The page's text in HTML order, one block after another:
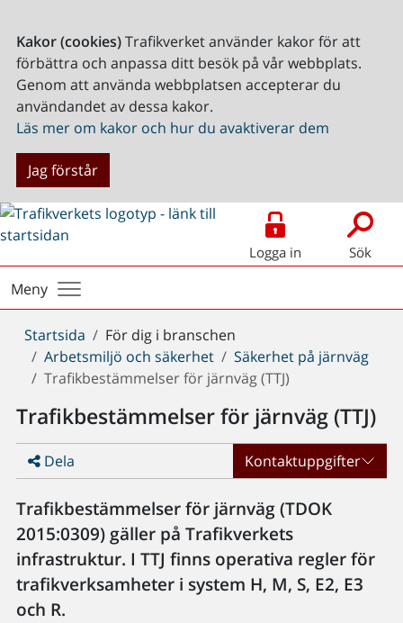
Kakor (cookies)Trafikverket använder kakor för att
förbättra och anpassa ditt besök på vår webbplats.
Genom att använda webbplatsen accepterar du
användandet av dessa kakor.
Läs mer om kakor och hur du avaktiverar dem
Jag förstår
Logga in Sök
Meny
Du
är
här:
Startsida
För dig i branschen
Arbetsmiljö och säkerhet
Säkerhet på järnväg
Trafikbestämmelser för järnväg (TTJ)
Trafikbestämmelser för järnväg (TTJ)
Dela Kontaktuppgifter
Trafikbestämmelser för järnväg (TDOK
2015:0309) gäller på Trafikverkets
infrastruktur. I TTJ finns operativa regler för
trafikverksamheter i system H, M, S, E2, E3
och R.